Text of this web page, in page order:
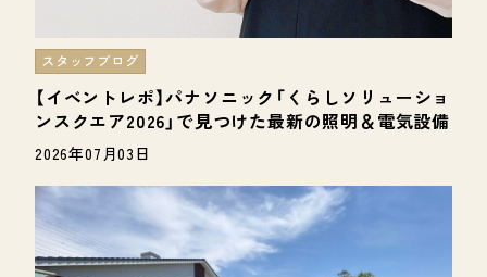
【イベントレポ】パナソニック「くらしソリューショ
ンスクエア2026」で見つけた最新の照明＆電気設備
スタッフブログ
2026年07月03日